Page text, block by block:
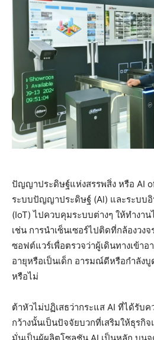
ปัญญาประดิษฐ์แห่งสรรพสิ่ง หรือ AI
ระบบปัญญาประดิษฐ์ (Al) และระบบอิ
(IoT) ไปควบคุมระบบต่างๆ ให้ทำงา
เช่น การนำเซ็นเซอร์ไปติดที่กล้องวง
ซอฟต์แวร์เพื่อตรวจว่าผู้เดินทางเข้า
อายุหรือเป็นเด็ก อารมณ์ดีหรือกำลัง
หรือไม่
ต้าหัวไม่ปฏิเสธว่ากระแส AI ที่ได้รับ
กว้างนั้นเป็นปัจจัยบวกที่เสริมให้ธุรกิ